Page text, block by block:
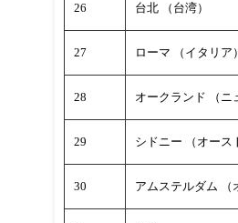
26 台北 （台湾）
27 ローマ （イタリア
28 オークランド （ニ
29 シドニー （オース
30 アムステルダム （